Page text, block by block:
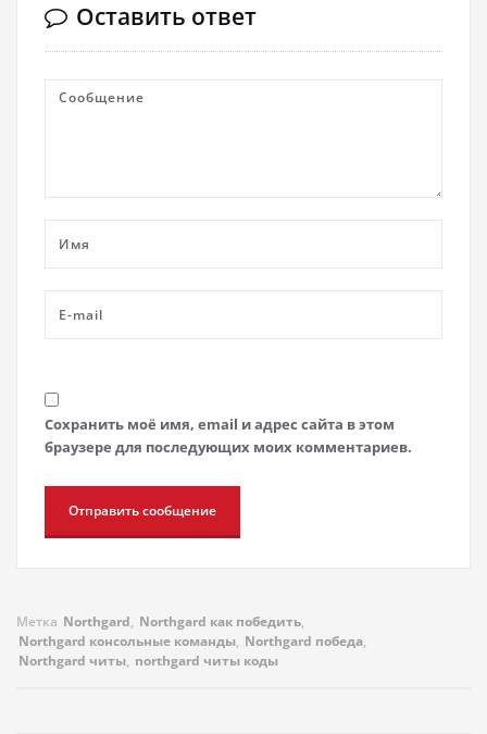
Оставить ответ
Сохранить моё имя, email и адрес сайта в этом
браузере для последующих моих комментариев.
Метка Northgard, Northgard как победить,
Northgard консольные команды, Northgard победа,
Northgard читы, northgard читы коды